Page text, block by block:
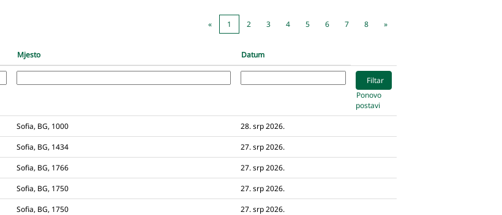
« 1 2 3 4 5 6 7 8 »
Mjesto Datum
Ponovo
postavi
Sofia, BG, 1000
28. srp 2026.
Sofia, BG, 1434
27. srp 2026.
Sofia, BG, 1766
27. srp 2026.
Sofia, BG, 1750
27. srp 2026.
Sofia, BG, 1750
27. srp 2026.